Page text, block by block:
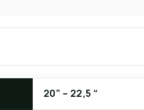
20” – 22,5 “